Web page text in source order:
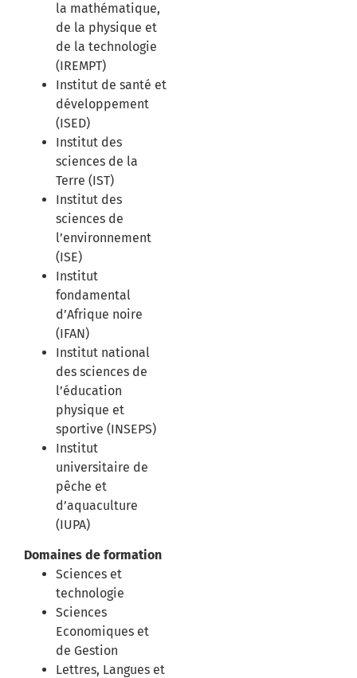
la mathématique,
de la physique et
de la technologie
(IREMPT)
Institut de santé et
développement
(ISED)
Institut des
sciences de la
Terre (IST)
Institut des
sciences de
l’environnement
(ISE)
Institut
fondamental
d’Afrique noire
(IFAN)
Institut national
des sciences de
l’éducation
physique et
sportive (INSEPS)
Institut
universitaire de
pêche et
d’aquaculture
(IUPA)
Domaines de formation
Sciences et
technologie
Sciences
Economiques et
de Gestion
Lettres, Langues et